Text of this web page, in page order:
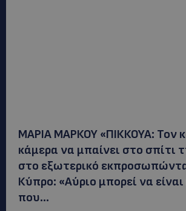
ΜΑΡΙΑ ΜΑΡΚΟΥ «ΠΙΚΚΟΥΑ: Τον
κάμερα να μπαίνει στο σπίτι
στο εξωτερικό
Κύπρο: «Αύριο μπορεί να
που...